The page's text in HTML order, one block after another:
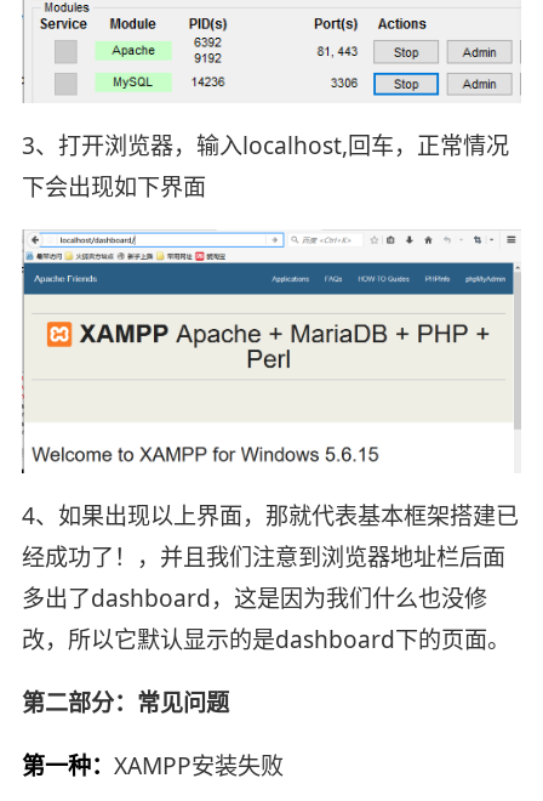
3、打开浏览器，输入localhost,回车，正常情况
下会出现如下界面
4、如果出现以上界面，那就代表基本框架搭建已
经成功了！，并且我们注意到浏览器地址栏后面
多出了dashboard，这是因为我们什么也没修
改，所以它默认显示的是dashboard下的页面。
第二部分：常见问题
第一种： XAMPP安装失败